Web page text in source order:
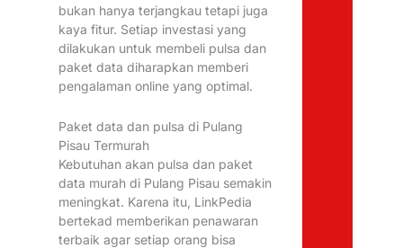
bukan hanya terjangkau tetapi juga
kaya fitur. Setiap investasi yang
dilakukan untuk membeli pulsa dan
paket data diharapkan memberi
pengalaman online yang optimal.
Paket data dan pulsa di Pulang
Pisau Termurah
Kebutuhan akan pulsa dan paket
data murah di Pulang Pisau semakin
meningkat. Karena itu, LinkPedia
bertekad memberikan penawaran
terbaik agar setiap orang bisa